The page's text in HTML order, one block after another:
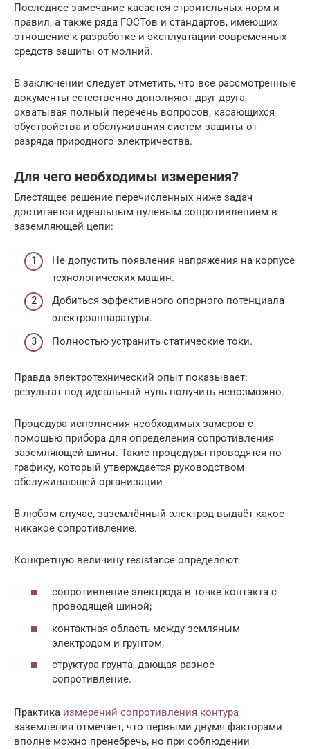
Последнее замечание касается строительных норм и
правил, а также ряда ГОСТов и стандартов, имеющих
отношение к разработке и эксплуатации современных
средств защиты от молний.
В заключении следует отметить, что все рассмотренные
документы естественно дополняют друг друга,
охватывая полный перечень вопросов, касающихся
обустройства и обслуживания систем защиты от
разряда природного электричества.
Для чего необходимы измерения?
Блестящее решение перечисленных ниже задач
достигается идеальным нулевым сопротивлением в
заземляющей цепи:
Не допустить появления напряжения на корпусе
технологических машин.
Добиться эффективного опорного потенциала
электроаппаратуры.
Полностью устранить статические токи.
Правда электротехнический опыт показывает:
результат под идеальный нуль получить невозможно.
Процедура исполнения необходимых замеров с
помощью прибора для определения сопротивления
заземляющей шины. Такие процедуры проводятся по
графику, который утверждается руководством
обслуживающей организации
В любом случае, заземлённый электрод выдаёт какое-
никакое сопротивление.
Конкретную величину resistance определяют:
сопротивление электрода в точке контакта с
проводящей шиной;
контактная область между земляным
электродом и грунтом;
структура грунта, дающая разное
сопротивление.
Практика измерений сопротивления контура
заземления отмечает, что первыми двумя факторами
вполне можно пренебречь, но при соблюдении